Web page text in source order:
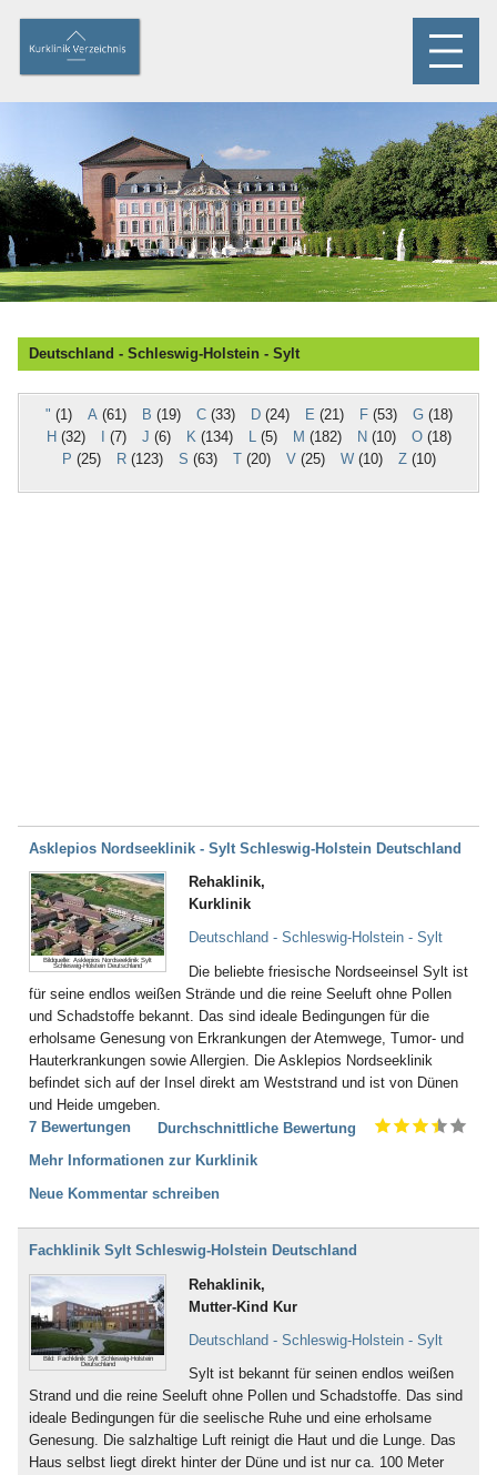
Deutschland - Schleswig-Holstein - Sylt
" (1) A(61) B (19) C(33) D(24) E (21) F(53) G(18)
H (32) (7) J (6) K(134) L(5) M (182) N (10) O(18)
P (25) R(123) S (63) T(20) V(25) W(10) Z(10)
Asklepios Nordseeklinik - Sylt Schleswig-Holstein Deutschland
Bildquelle: Asklepios Nordseeklinik Sylt
Schleswig-Holstein Deutschland
Rehaklinik,
Kurklinik
Deutschland - Schleswig-Holstein - Sylt
Die beliebte friesische Nordseeinsel Sylt ist
für seine endlos weißen Strände und die reine Seeluft ohne Pollen
und Schadstoffe bekannt. Das sind ideale Bedingungen für die
erholsame Genesung von Erkrankungen der Atemwege, Tumor- und
Hauterkrankungen sowie Allergien. Die Asklepios Nordseeklinik
befindet sich auf der Insel direkt am Weststrand und ist von Dünen
und Heide umgeben.
7 Bewertungen
Durchschnittliche Bewertung
Mehr Informationen zur Kurklinik
Neue Kommentar schreiben
Fachklinik Sylt Schleswig-Holstein Deutschland
Bild: Fachklinik Sylt Schleswig-Holstein
Deutschland
Rehaklinik,
Mutter-Kind Kur
Deutschland - Schleswig-Holstein - Sylt
Sylt ist bekannt für seinen endlos weißen
Strand und die reine Seeluft ohne Pollen und Schadstoffe. Das sind
ideale Bedingungen für die seelische Ruhe und eine erholsame
Genesung. Die salzhaltige Luft reinigt die Haut und die Lunge. Das
Haus selbst liegt direkt hinter der Düne und ist nur ca. 100 Meter